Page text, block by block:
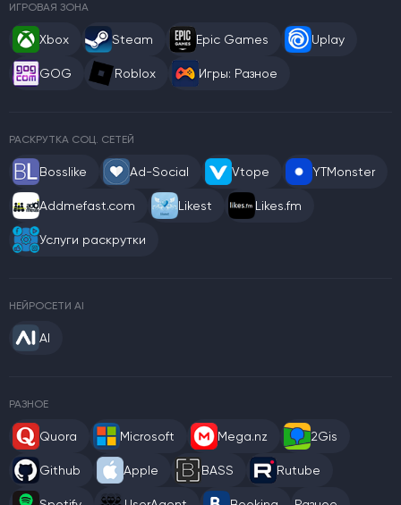
ИГРОВАЯ ЗОНА
Xbox Steam Epic Games Uplay
GOG Roblox Игры: Разное
РАСКРУТКА СОЦ. СЕТЕЙ
Bosslike Ad-Social Vtope YTMonster
Addmefast.com Likest Likes.fm
Услуги раскрутки
НЕЙРОСЕТИ AI
AI
РАЗНОЕ
Quora Microsoft Mega.nz 2Gis
Github Apple BASS Rutube